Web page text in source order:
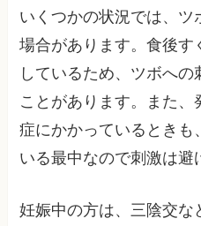
いくつかの状況では、ツ
場合があります。食後
しているため、ツボへ
ことがあります。また
症にかかっているときも
いる最中なので刺激は避
妊娠中の方は、三陰交な